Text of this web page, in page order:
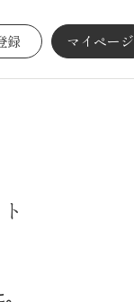
録 マイページ